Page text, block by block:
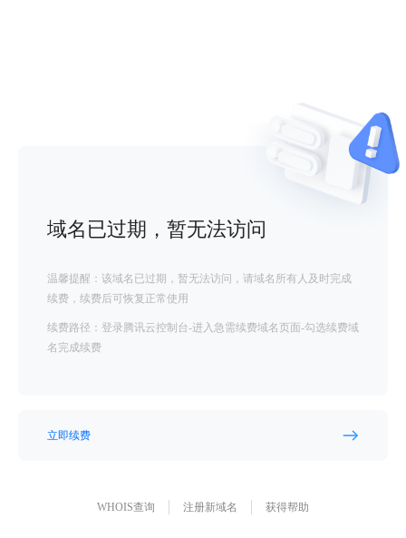
域名已过期，暂无法访问
温馨提醒：该域名已过期，暂无法访问，请域名所有人及时完成
续费，续费后可恢复正常使用
续费路径：登录腾讯云控制台-进入急需续费域名页面-勾选续费域
名完成续费
立即续费
WHOIS查询 注册新域名 获得帮助